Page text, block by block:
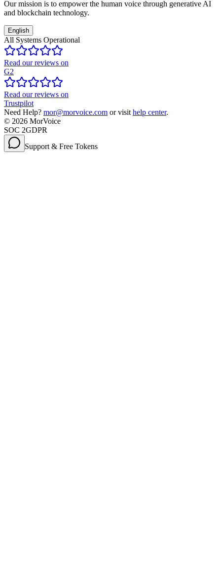
Our mission is to empower the human voice through generative AI
and blockchain technology.
English
All Systems Operational
Read our reviews on
G2
Read our reviews on
Trustpilot
Need Help? mor@morvoice.com or visit help center.
© 2026 MorVoice
SOC 2GDPR
Support & Free Tokens